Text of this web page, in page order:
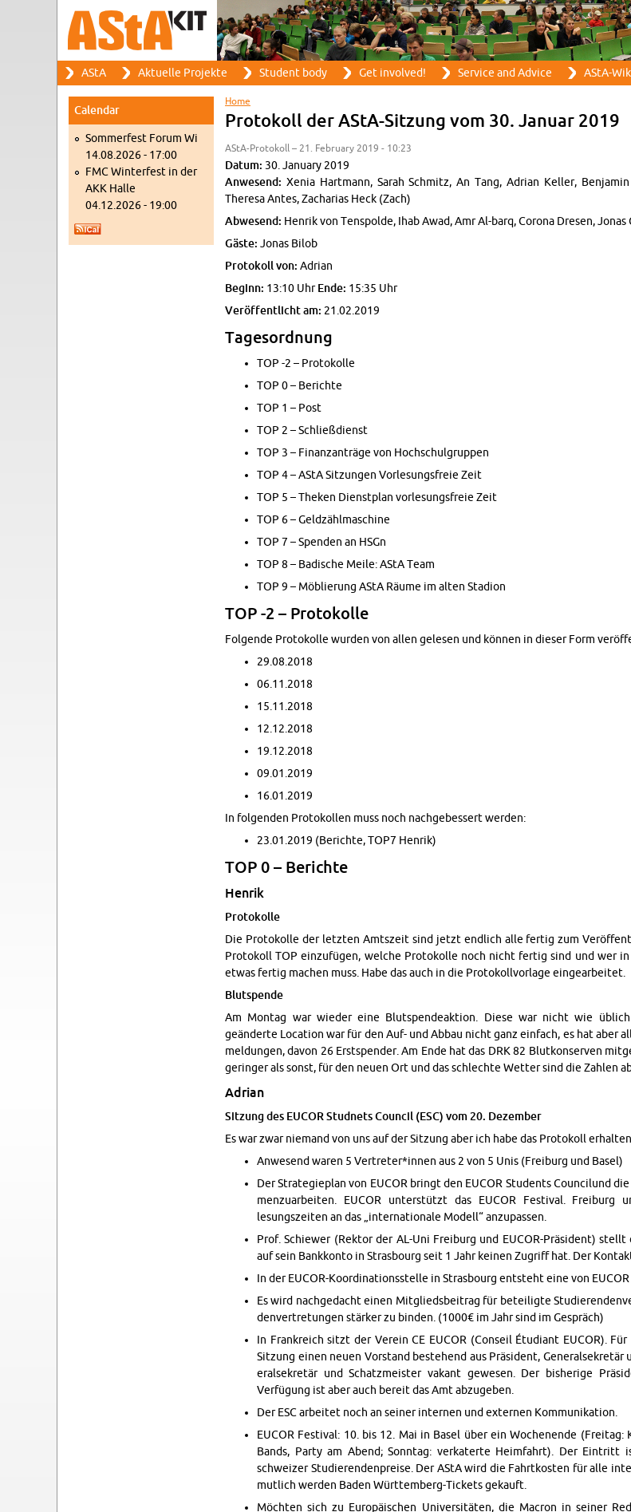
Skip to main
Search form
Search
Main menu
AStA Ak­tuelle Pro­jekte Stu­dent body Get in­volved! Ser­vice and Ad­vice AStA-
Cal­en­dar
Som­mer­fest Forum Wi
14.08.2026 - 17:00
FMC Win­ter­fest in der
AKK Halle
04.12.2026 - 19:00
You are here
Home
Pro­tokoll der AStA-Sitzung vom 30. Jan­uar 2019
AStA-Pro­tokoll – 21. Feb­ru­ary 2019 - 10:23
Datum: 30. Jan­u­ary 2019
An­we­send: Xenia Hart­mann, Sarah Schmitz, An Tang, Adrian Keller,
Theresa Antes, Zacharias Heck (Zach)
Ab­we­send: Hen­rik von Ten­spolde, Ihab Awad, Amr Al-barq, Corona Dresen, Jonas
Gäste: Jonas Bilob
Pro­tokoll von: Adrian
Be­ginn: 13:10 Uhr Ende: 15:35 Uhr
Veröffentlicht am: 21.02.2019
Tage­sor­d­nung
TOP -2 – Pro­tokolle
TOP 0 – Berichte
TOP 1 – Post
TOP 2 – Schließdi­enst
TOP 3 – Fi­nan­zanträge von Hochschul­grup­pen
TOP 4 – AStA Sitzun­gen Vor­lesungs­freie Zeit
TOP 5 – Theken Di­en­st­plan vor­lesungs­freie Zeit
TOP 6 – Geldzählmas­chine
TOP 7 – Spenden an HSGn
TOP 8 – Badis­che Meile: AStA Team
TOP 9 – Möblierung AStA Räume im alten Sta­dion
TOP -2 – Pro­tokolle
Fol­gende Pro­tokolle wur­den von allen gele­sen und können in dieser Form
29.08.2018
06.11.2018
15.11.2018
12.12.2018
19.12.2018
09.01.2019
16.01.2019
In fol­gen­den Pro­tokollen muss noch nachgebessert wer­den:
23.01.2019 (Berichte, TOP7 Hen­rik)
TOP 0 – Berichte
Hen­rik
Pro­tokolle
Die Pro­tokolle der let­zten Amt­szeit sind jetzt endlich alle fer­tig zum
Pro­tokoll TOP einzufügen, welche Pro­tokolle noch nicht fer­tig sind und wer
etwas fer­tig machen muss. Habe das auch in die Pro­tokol­lvor­lage eingear­beitet.
Blut­spende
Am Mon­tag war wieder eine Blut­spendeak­tion. Diese war nicht wie üblich
geänderte Lo­ca­tion war für den Auf- und Abbau nicht ganz ein­fach, es hat aber
mel­dun­gen, davon 26 Er­st­spender. Am Ende hat das DRK 82 Blutkon­ser­ven
geringer als sonst, für den neuen Ort und das schlechte Wet­ter sind die Zahlen
Adrian
Sitzung des EUCOR Studnets Coun­cil (ESC) vom 20. Dezem­ber
Es war zwar nie­mand von uns auf der Sitzung aber ich habe das Pro­tokoll
An­we­send waren 5 Vertreter*innen aus 2 von 5 Unis (Freiburg und Basel)
Der Strate­gieplan von EUCOR bringt den EUCOR Stu­dents Coun­cilund
men­zuar­beiten. EUCOR un­terstützt das EUCOR Fes­ti­val.
lesungszeiten an das „in­ter­na­tionale Mod­ell“ anzu­passen.
Prof. Schiewer (Rek­tor der AL-Uni Freiburg und EU­COR-Präsident) stellt
auf sein Bankkonto in Stras­bourg seit 1 Jahr keinen Zu­griff hat. Der
In der EU­COR-Ko­or­di­na­tion­sstelle in Stras­bourg entsteht eine von
Es wird nachgedacht einen Mit­glieds­beitrag für beteiligte
den­vertre­tun­gen stärker zu binden. (1000€ im Jahr sind im Gespräch)
In Frankre­ich sitzt der Verein CE EUCOR (Con­seil Étu­di­ant EUCOR).
Sitzung einen neuen Vor­stand beste­hend aus Präsident,
er­alsekretär und Schatzmeis­ter vakant gewe­sen. Der bish­erige
Verfügung ist aber auch bereit das Amt abzugeben.
Der ESC ar­beitet noch an seiner in­ter­nen und ex­ter­nen Kom­mu­nika­tion.
EUCOR Fes­ti­val: 10. bis 12. Mai in Basel über ein Woch­enende
Bands, Party am Abend; Son­ntag: verkaterte Heim­fahrt). Der Ein­tritt
schweizer Studieren­den­preise. Der AStA wird die Fahrtkosten für alle
mut­lich wer­den Baden Würt­tem­berg-Tick­ets gekauft.
Möchten sich zu Europäis­chen Uni­ver­sitäten, die Macron in seiner